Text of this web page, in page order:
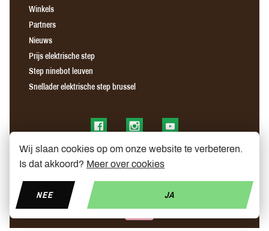
Winkels
Partners
Nieuws
Prijs elektrische step
Step ninebot leuven
Snellader elektrische step brussel
Find us on FacebookFind us on InstagramFind us on YouTube
Wij slaan cookies op om onze website te verbeteren.
Is dat akkoord? Meer over cookies
NEE JA